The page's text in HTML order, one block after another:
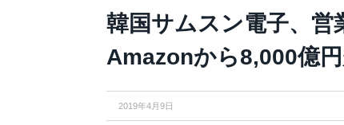
韓国サムスン電子、営
Amazonから8,000億
2019年4月9日